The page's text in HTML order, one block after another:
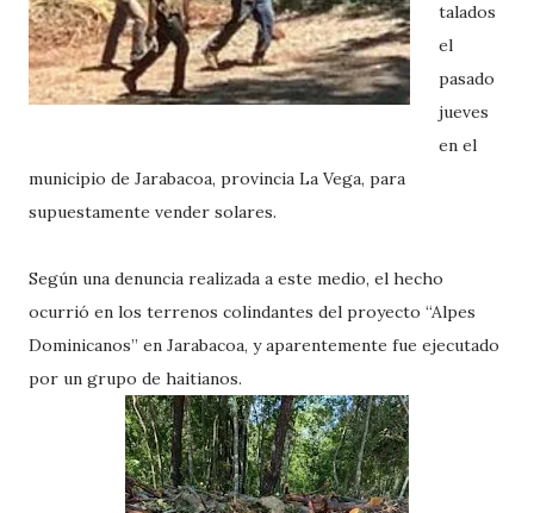
talados
el
pasado
jueves
en el
municipio de Jarabacoa, provincia La Vega, para
supuestamente vender solares.
Según una denuncia realizada a este medio, el hecho
ocurrió en los terrenos colindantes del proyecto “Alpes
Dominicanos” en Jarabacoa, y aparentemente fue ejecutado
por un grupo de haitianos.